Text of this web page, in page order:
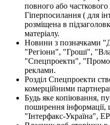
повного або часткового
Гіперпосилання ( для
розміщена в
матеріалу.
Новини з позначками
"Регіони", "Гроші",
"Спецпроекти",
реклами.
Розділ Спецпроекти
комерційними
Будь яке копіювання,
поширення інформації,
"Інтерфакс-Україна",